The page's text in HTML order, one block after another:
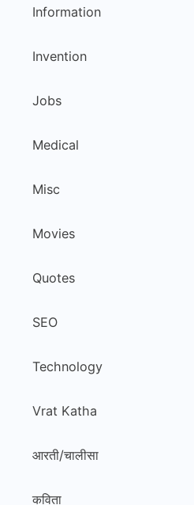
Information
Invention
Jobs
Medical
Misc
Movies
Quotes
SEO
Technology
Vrat Katha
आरती/चालीसा
कविता